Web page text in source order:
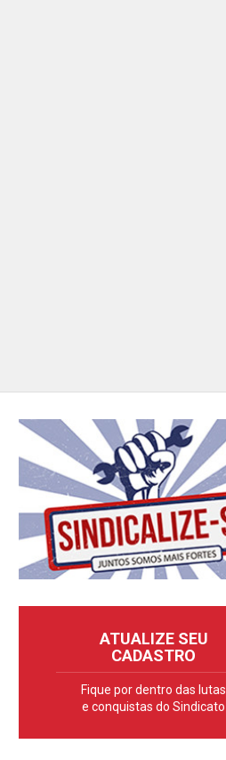
ATUALIZE SEU
CADASTRO
Fique por dentro das lutas
e conquistas do Sindicato